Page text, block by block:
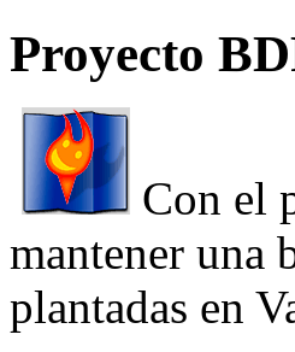
Proyecto
Con el
mantener una
plantadas en